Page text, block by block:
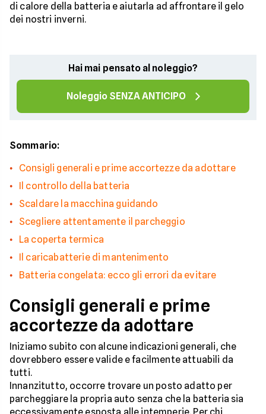
di calore della batteria e aiutarla ad affrontare il gelo
dei nostri inverni.
Hai mai pensato al noleggio?
Noleggio SENZA ANTICIPO
Sommario:
Consigli generali e prime accortezze da adottare
Il controllo della batteria
Scaldare la macchina guidando
Scegliere attentamente il parcheggio
La coperta termica
Il caricabatterie di mantenimento
Batteria congelata: ecco gli errori da evitare
Consigli generali e prime
accortezze da adottare
Iniziamo subito con alcune indicazioni generali, che
dovrebbero essere valide e facilmente attuabili da
tutti.
Innanzitutto, occorre trovare un posto adatto per
parcheggiare la propria auto senza che la batteria sia